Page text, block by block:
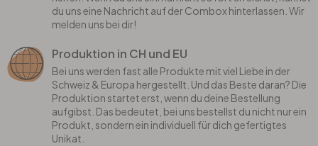
du uns eine Nachricht auf der Combox hinterlassen. Wir
melden uns bei dir!
Produktion in CH und EU
Bei uns werden fast alle Produkte mit viel Liebe in der
Schweiz & Europa hergestellt. Und das Beste daran? Die
Produktion startet erst, wenn du deine Bestellung
aufgibst. Das bedeutet, bei uns bestellst du nicht nur ein
Produkt, sondern ein individuell für dich gefertigtes
Unikat.